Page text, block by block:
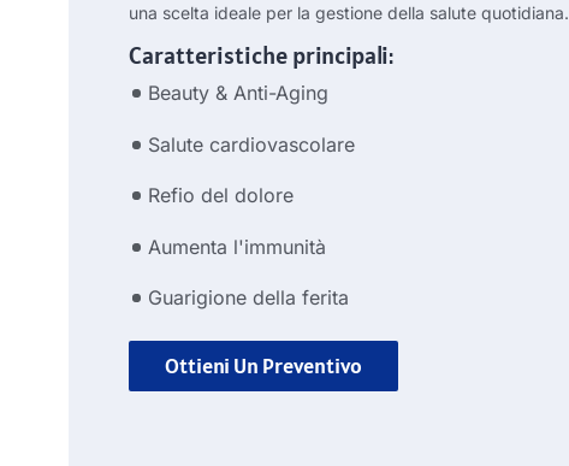
una scelta ideale per la gestione della salute quotidiana.
Caratteristiche principali:
Beauty & Anti-Aging
Salute cardiovascolare
Refio del dolore
Aumenta l'immunità
Guarigione della ferita
Ottieni Un Preventivo